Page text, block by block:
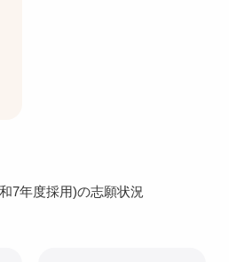
7年度採用)の志願状況